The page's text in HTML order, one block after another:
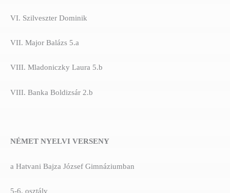
VI. Szilveszter Dominik
VII. Major Balázs 5.a
VIII. Mladoniczky Laura 5.b
VIII. Banka Boldizsár 2.b
NÉMET NYELVI VERSENY
a Hatvani Bajza József Gimnáziumban
5-6. osztály